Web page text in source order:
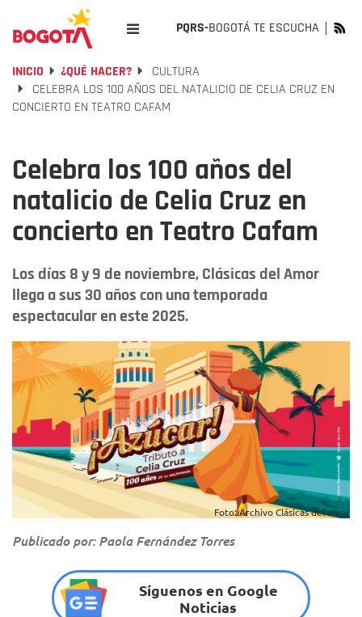
PQRS-BOGOTÁ TE ESCUCHA
INICIO ¿QUÉ HACER?
CULTURA
CELEBRA LOS 100 AÑOS DEL NATALICIO DE CELIA CRUZ EN
CONCIERTO EN TEATRO CAFAM
Celebra los 100 años del
natalicio de Celia Cruz en
concierto en Teatro Cafam
Los días 8 y 9 de noviembre, Clásicas del Amor
llega a sus 30 años con una temporada
espectacular en este 2025.
Foto: Archivo Clásicas del amor
Publicado por: Paola Fernández Torres
Síguenos en Google
Noticias